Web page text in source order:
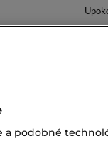
a podobné